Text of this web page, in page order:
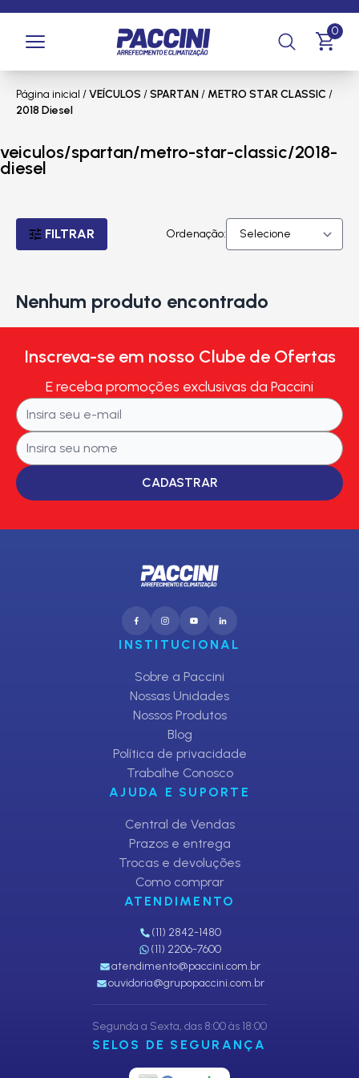
0
Página inicial /VEÍCULOS /SPARTAN/ METRO STAR CLASSIC /
2018 Diesel
veiculos/spartan/metro-star-classic/2018-
diesel
FILTRAR Ordenação:
Nenhum produto encontrado
Inscreva-se em nosso Clube de Ofertas
E receba promoções exclusivas da Paccini
CADASTRAR
INSTITUCIONAL
Sobre a Paccini
Nossas Unidades
Nossos Produtos
Blog
Política de privacidade
Trabalhe Conosco
AJUDA E SUPORTE
Central de Vendas
Prazos e entrega
Trocas e devoluções
Como comprar
ATENDIMENTO
(11) 2842-1480
(11) 2206-7600
atendimento@paccini.com.br
ouvidoria@grupopaccini.com.br
Segunda a Sexta, das 8:00 às 18:00
SELOS DE SEGURANÇA